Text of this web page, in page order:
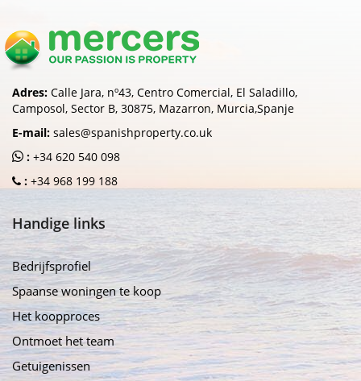
Adres: Calle Jara, nº43, Centro Comercial, El Saladillo,
Camposol, Sector B, 30875, Mazarron, Murcia,Spanje
E-mail: sales@spanishproperty.co.uk
: +34 620 540 098
: +34 968 199 188
Handige links
Bedrijfsprofiel
Spaanse woningen te koop
Het koopproces
Ontmoet het team
Getuigenissen